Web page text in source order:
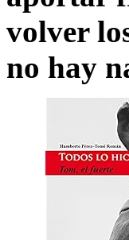
volver
no hay